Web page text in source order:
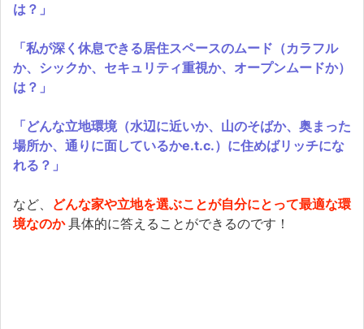
は？」
「私が深く休息できる居住スペースのムード（カラフル
か、シックか、セキュリティ重視か、オープンムードか）
は？」
「どんな立地環境（水辺に近いか、山のそばか、奥まった
場所か、通りに面しているかe.t.c.）に住めばリッチにな
れる？」
など、 どんな家や立地を選ぶことが自分にとって最適な環
境なのか具体的に答えることができるのです！